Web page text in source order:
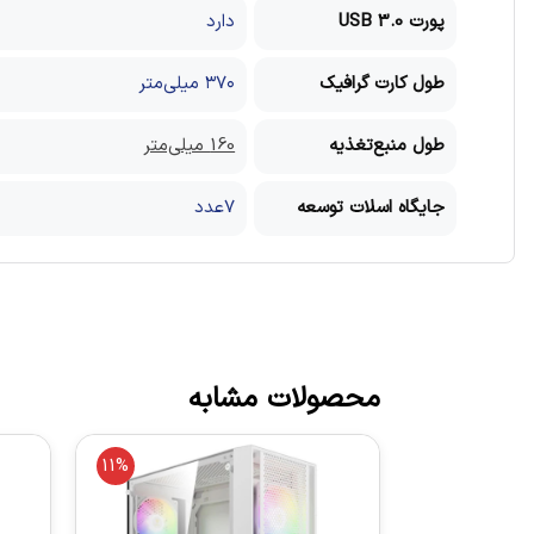
پورت USB 3.0 دارد
طول کارت گرافیک ۳۷۰ میلی‌متر
طول منبع‌تغذیه 160 میلی‌متر
جایگاه اسلات توسعه 7عدد
محصولات مشابه
11%